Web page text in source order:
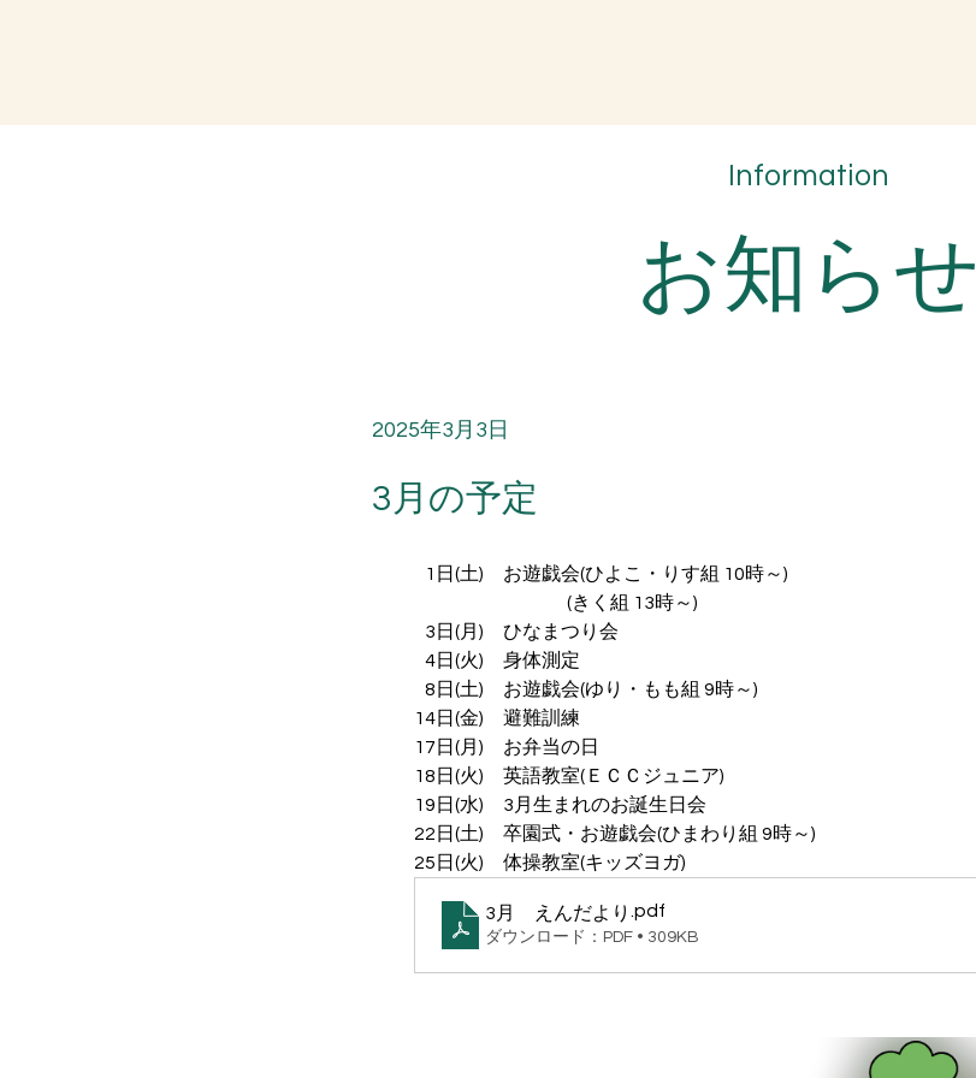
Information
お知らせ
3月の予定
2025年3月3日
   1日(土)　お遊戯会(ひよこ・りす組 10時～)
(きく組 13時～)
   3日(月)　ひなまつり会
   4日(火)　身体測定
   8日(土)　お遊戯会(ゆり・もも組 9時～)
14日(金)　避難訓練
17日(月)　お弁当の日
18日(火)　英語教室(ＥＣＣジュニア)
19日(水)　3月生まれのお誕生日会
22日(土)　卒園式・お遊戯会(ひまわり組 9時～)
25日(火)　体操教室(キッズヨガ)
3月 えんだより.pdf
ダウンロード：PDF • 309KB